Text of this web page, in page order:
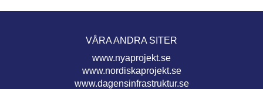
VÅRA ANDRA SITER
www.nyaprojekt.se
www.nordiskaprojekt.se
www.dagensinfrastruktur.se